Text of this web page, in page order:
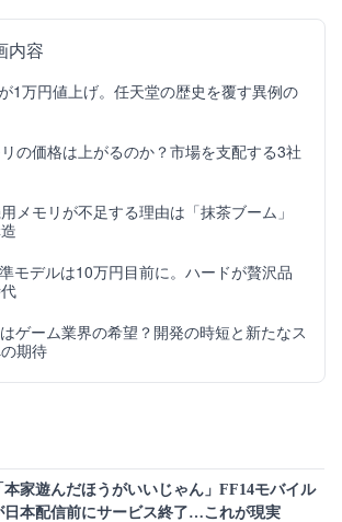
内容
1万円値上げ。任天堂の歴史を覆す異例の
の価格は上がるのか？市場を支配する3社
メモリが不足する理由は「抹茶ブーム」
モデルは10万円目前に。ハードが贅沢品
ゲーム業界の希望？開発の時短と新たなス
期待
本家遊んだほうがいいじゃん」FF14モバイル
日本配信前にサービス終了…これが現実